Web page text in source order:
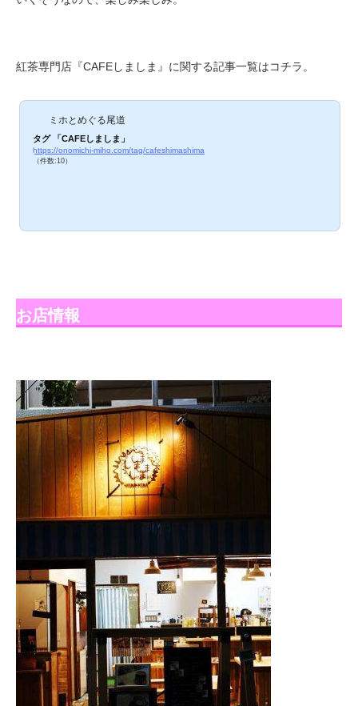
紅茶専門店『CAFEしましま』に関する記事一覧はコチラ。
ミホとめぐる尾道
タグ 「CAFEしましま」
https://onomichi-miho.com/tag/cafeshimashima
（件数:10）
お店情報